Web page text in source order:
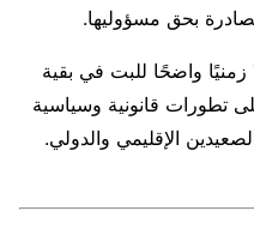
بحق مسؤوليها.
واضحًا للبت في بقية
تطورات قانونية وسياسية
الإقليمي والدولي.